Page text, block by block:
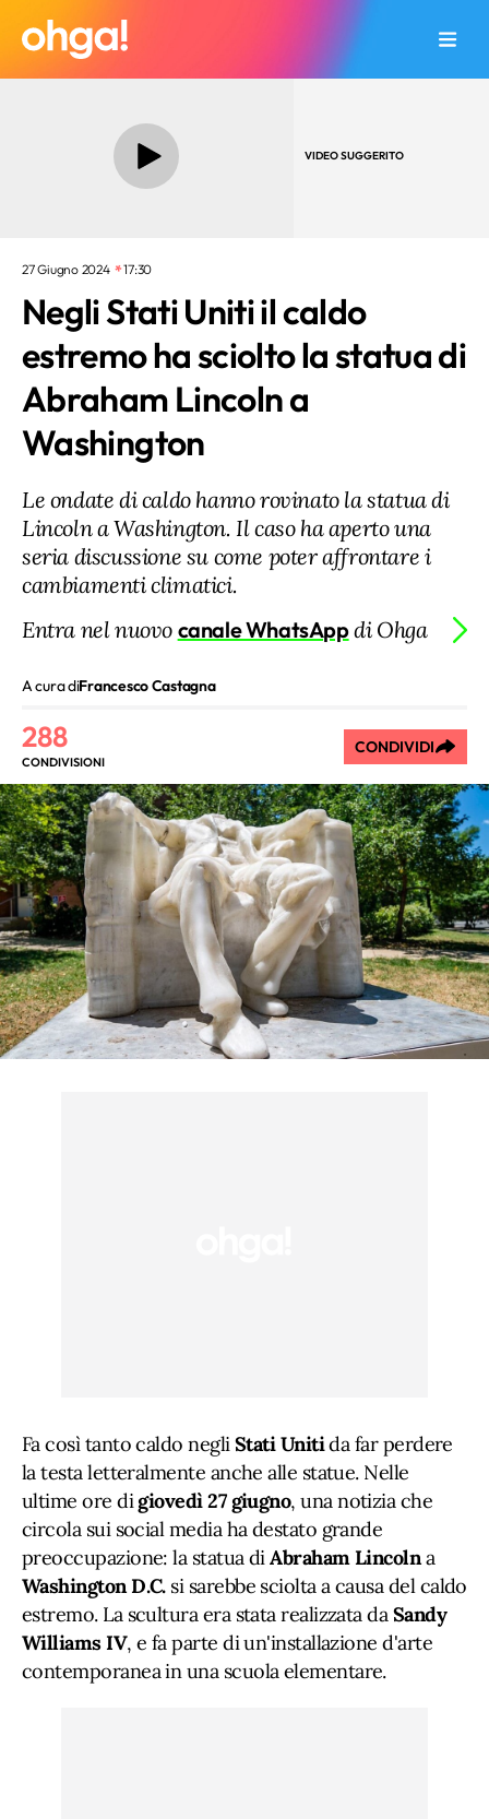
VIDEO SUGGERITO
27 Giugno 2024 17:30
Negli Stati Uniti il caldo
estremo ha sciolto la statua di
Abraham Lincoln a
Washington
Le ondate di caldo hanno rovinato la statua di
Lincoln a Washington. Il caso ha aperto una
seria discussione su come poter affrontare i
cambiamenti climatici.
Entra nel nuovo canale WhatsAppdi Ohga
A cura diFrancesco Castagna
288
CONDIVISIONI
CONDIVIDI
Fa così tanto caldo negliStati Unitida far perdere
la testa letteralmente anche alle statue. Nelle
ultime ore digiovedì 27 giugno, una notizia che
circola sui social media ha destato grande
preoccupazione: la statua diAbraham Lincolna
Washington D.C.si sarebbe sciolta a causa del caldo
estremo. La scultura era stata realizzata daSandy
Williams IV, e fa parte di un'installazione d'arte
contemporanea in una scuola elementare.